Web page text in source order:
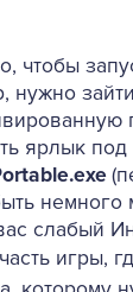
чтобы
нужно
ярлык
немного
слабый
игры,